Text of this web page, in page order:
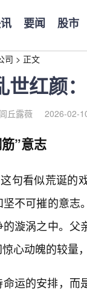
要闻 股市
司 > 正文
世红颜
丘露薇 2026-02-
”意志
句看似荒诞
不可摧的意
漩涡之中。
心动魄的较量
运的安排，而